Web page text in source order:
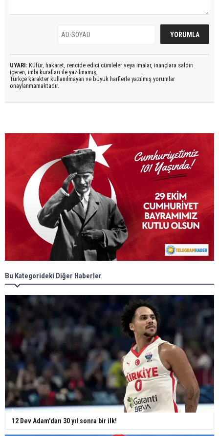
UYARI: Küfür, hakaret, rencide edici cümleler veya imalar, inançlara saldırı
içeren, imla kuralları ile yazılmamış,
Türkçe karakter kullanılmayan ve büyük harflerle yazılmış yorumlar
onaylanmamaktadır.
Bu Kategorideki Diğer Haberler
12 Dev Adam'dan 30 yıl sonra bir ilk!